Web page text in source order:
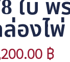
ใบ
องไพ่
฿